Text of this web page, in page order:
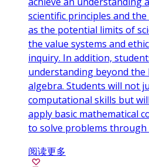
scientific principles and
as the potential limits of
the value systems and
inquiry. In addition,
understanding beyond
algebra. Students will not
computational skills but
apply basic mathematical
to solve problems
阅读更多